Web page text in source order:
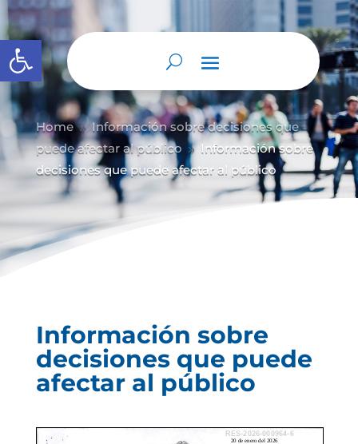
Abrir barra de herramientas
Home 9 Información sobre decisiones que
puede afectar al público 9 Información sobre
decisiones que puede afectar al público
Información sobre
decisiones que puede
afectar al público